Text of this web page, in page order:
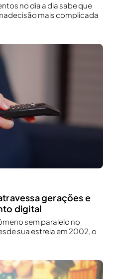
no dia a dia sabe que
mais complicada
gerações e
digital
sem paralelo no
sua estreia em 2002, o